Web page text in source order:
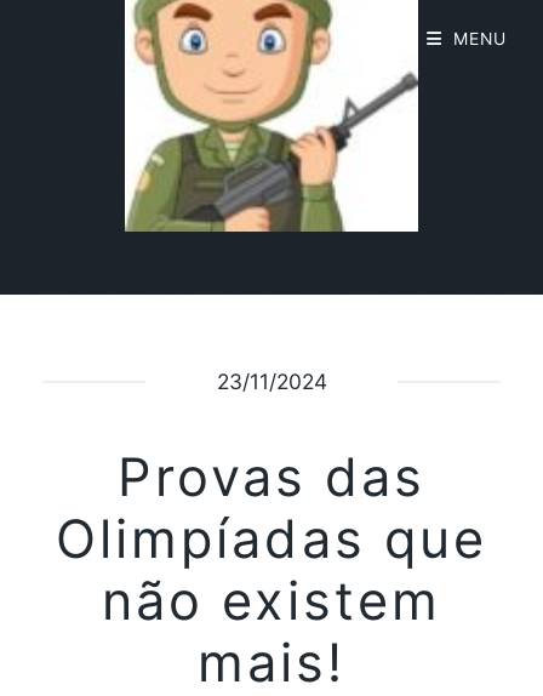
23/11/2024
Provas das
Olimpíadas que
não existem
mais!
MENU